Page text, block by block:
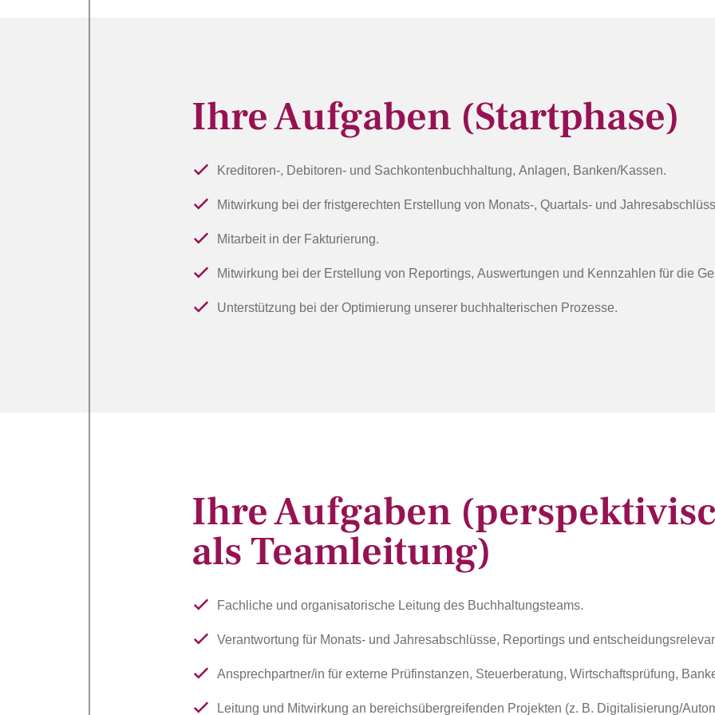
Ihre Aufgaben (Startphase)
Kreditoren-, Debitoren- und Sachkontenbuchhaltung, Anlagen, Banken/Kassen.
Mitwirkung bei der fristgerechten Erstellung von Monats-, Quartals- und
Mitarbeit in der Fakturierung.
Mitwirkung bei der Erstellung von Reportings, Auswertungen und Kennzahlen für die
Unterstützung bei der Optimierung unserer buchhalterischen Prozesse.
Ihre Aufgaben
als Teamleitung)
Fachliche und organisatorische Leitung des Buchhaltungsteams.
Verantwortung für Monats- und Jahresabschlüsse, Reportings und
Ansprechpartner/in für externe Prüfinstanzen, Steuerberatung, Wirtschaftsprüfung,
Leitung und Mitwirkung an bereichsübergreifenden Projekten (z. B. Digitalisierung/